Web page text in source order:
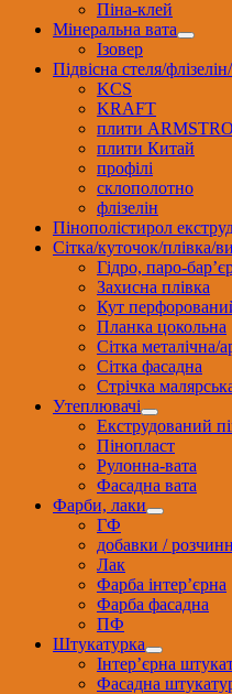
Піна-клей
Мінеральна вата
Ізовер
Підвісна стеля/
KCS
KRAFT
плити
плити Китай
профілі
склополотно
флізелін
Пінополістирол
Сітка/куточок/плівка/
Гідро, паро-
Захисна плівка
Кут
Планка цокольна
Сітка металічна/
Сітка фасадна
Стрічка
Утеплювачі
Екструдований
Пінопласт
Рулонна-вата
Фасадна вата
Фарби, лаки
ГФ
добавки /
Лак
Фарба інтер’єрна
Фарба фасадна
ПФ
Штукатурка
Інтер’єрна
Фасадна